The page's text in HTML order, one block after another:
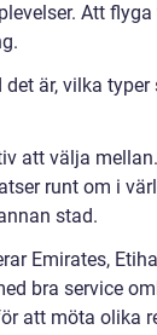
Att
är, vilka
att välja
runt om i
stad.
Emirates,
bra service
att möta olika